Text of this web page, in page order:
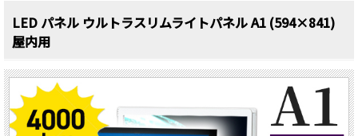
LED パネル ウルトラスリムライトパネル A1 (594×841)
屋内用